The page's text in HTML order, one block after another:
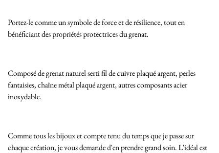
Portez-le comme un symbole de force et de résilience, tout en
bénéficiant des propriétés protectrices du grenat.
Composé de grenat naturel serti fil de cuivre plaqué argent, perles
fantaisies, chaîne métal plaqué argent, autres composants acier
inoxydable.
Comme tous les bijoux et compte tenu du temps que je passe sur
chaque création, je vous demande d'en prendre grand soin. L'idéal est